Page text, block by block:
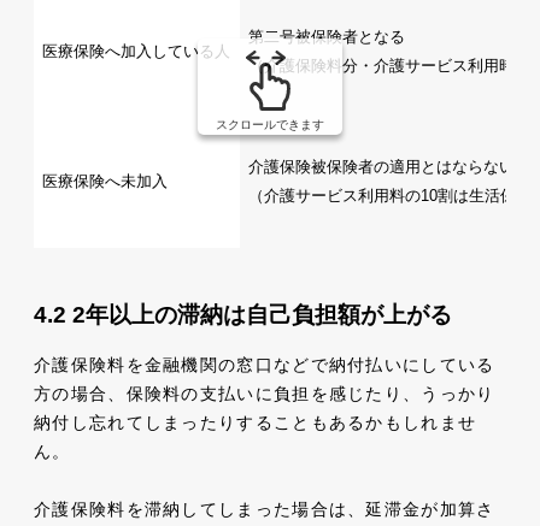
医療保険へ加入している人
第二号被保険者となる
（介護保険料分・介護サービス利用時の
医療保険へ未加入
介護保険被保険者の適用とはならないた
（介護サービス利用料の10割は生活保護
スクロールできます
2年以上の滞納は自己負担額が上がる
介護保険料を金融機関の窓口などで納付払いにしている
方の場合、保険料の支払いに負担を感じたり、うっかり
納付し忘れてしまったりすることもあるかもしれませ
ん。
介護保険料を滞納してしまった場合は、延滞金が加算さ